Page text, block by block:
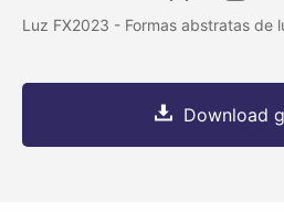
Luz FX2023 - Formas abstratas de
Download